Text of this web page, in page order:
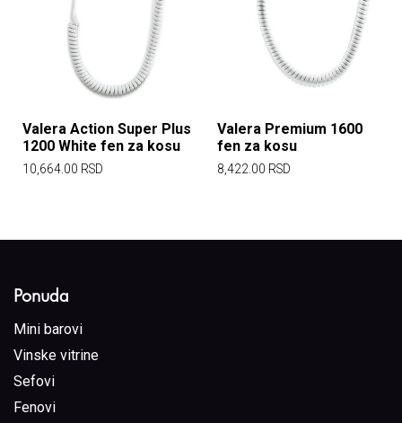
Valera Action Super Plus
1200 White fen za kosu
10,664.00 RSD
Valera Premium 1600
fen za kosu
8,422.00 RSD
Ponuda
Mini barovi
Vinske vitrine
Sefovi
Fenovi